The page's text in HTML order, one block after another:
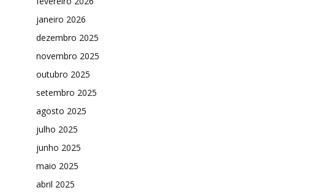
janeiro 2026
dezembro 2025
novembro 2025
outubro 2025
setembro 2025
agosto 2025
julho 2025
junho 2025
maio 2025
abril 2025